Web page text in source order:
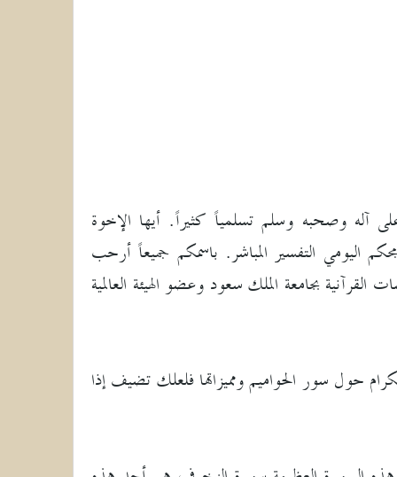
آله وصحبه وسلم تسلمياً كثيراً. أيها الإخوة
اليومي التفسير المباشر. باسمكم جميعاً أرحب
بجامعة الملك سعود وعضو الهيئة العالمية
حول سور الحواميم ومميزاتها فلعلك تضيف إذا